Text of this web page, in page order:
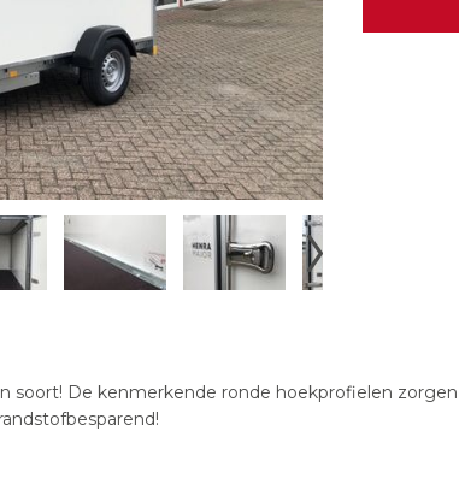
soort! De kenmerkende ronde hoekprofielen